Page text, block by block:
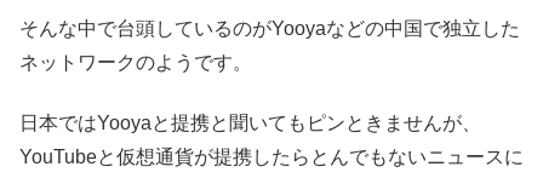
そんな中で台頭しているのがYooyaなどの中国で独立した
ネットワークのようです。
日本ではYooyaと提携と聞いてもピンときませんが、
YouTubeと仮想通貨が提携したらとんでもないニュースに